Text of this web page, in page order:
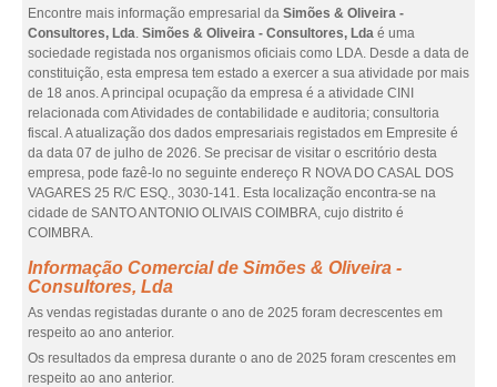
Encontre mais informação empresarial da Simões & Oliveira -
Consultores, Lda. Simões & Oliveira - Consultores, Lda é uma
sociedade registada nos organismos oficiais como LDA. Desde a data de
constituição, esta empresa tem estado a exercer a sua atividade por mais
de 18 anos. A principal ocupação da empresa é a atividade CINI
relacionada com Atividades de contabilidade e auditoria; consultoria
fiscal. A atualização dos dados empresariais registados em Empresite é
da data 07 de julho de 2026. Se precisar de visitar o escritório desta
empresa, pode fazê-lo no seguinte endereço R NOVA DO CASAL DOS
VAGARES 25 R/C ESQ., 3030-141. Esta localização encontra-se na
cidade de SANTO ANTONIO OLIVAIS COIMBRA, cujo distrito é
COIMBRA.
Informação Comercial de Simões & Oliveira -
Consultores, Lda
As vendas registadas durante o ano de 2025 foram decrescentes em
respeito ao ano anterior.
Os resultados da empresa durante o ano de 2025 foram crescentes em
respeito ao ano anterior.